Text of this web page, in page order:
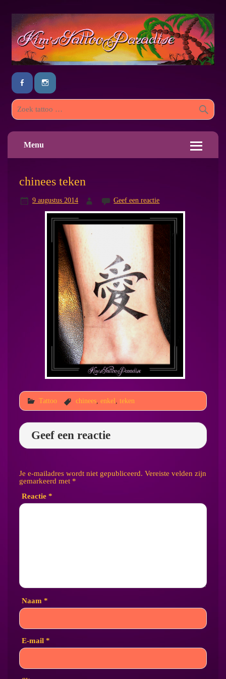
Menu
chinees teken
9 augustus 2014 Geef een reactie
Tattoo chinees, enkel teken
Geef een reactie
Je e-mailadres wordt niet gepubliceerd. Vereiste velden zijn
gemarkeerd met *
Reactie *
Naam *
E-mail *